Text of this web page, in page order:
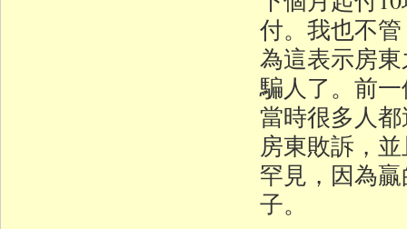
付。我也不
為這表示房
騙人了。前
當時很多人
房東敗訴，
罕見，因為
子。